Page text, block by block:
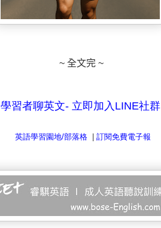
~ 全文完 ~
學習者聊英文- 立即加入LINE社群
英語學習園地/部落格 訂閱免費電子報